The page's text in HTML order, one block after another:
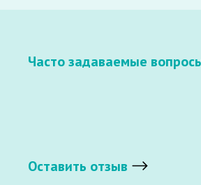
Часто задаваемые
Оставить отзыв